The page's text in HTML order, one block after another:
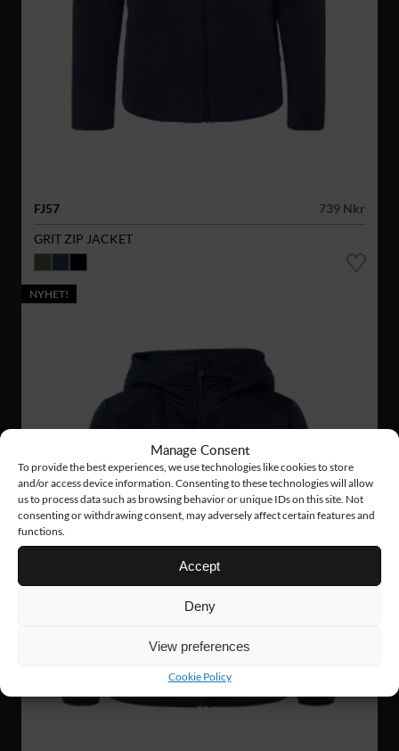
Manage Consent
To provide the best experiences, we use technologies like cookies to store
and/or access device information. Consenting to these technologies will allow
us to process data such as browsing behavior or unique IDs on this site. Not
consenting or withdrawing consent, may adversely affect certain features and
functions.
Accept
Deny
View preferences
Cookie Policy
FJ57
739 Nkr
GRIT ZIP JACKET
NYHET!